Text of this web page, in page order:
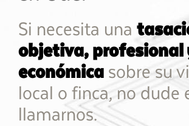
Si necesita una
objetiva, profesional
económica sobre su
local o finca, no dude
llamarnos.